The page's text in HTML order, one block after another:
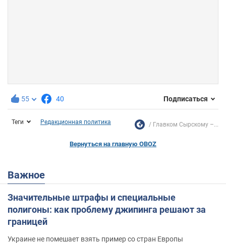
55 40 Подписаться
Теги Редакционная политика Главком Сырскому –...
Вернуться на главную OBOZ
Важное
Значительные штрафы и специальные
полигоны: как проблему джипинга решают за
границей
Украине не помешает взять пример со стран Европы